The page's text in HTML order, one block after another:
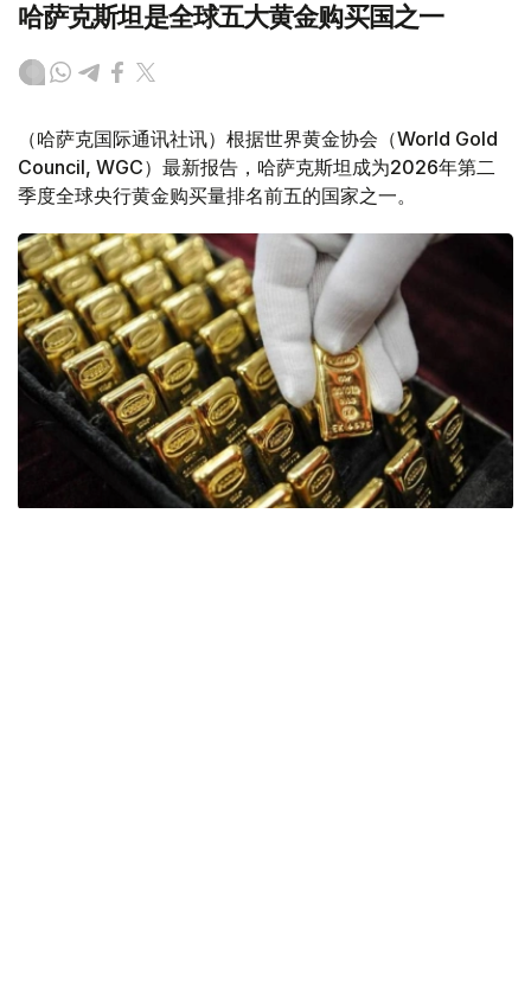
哈萨克斯坦是全球五大黄金购买国之一
（哈萨克国际通讯社讯）根据世界黄金协会（World Gold
Council, WGC）最新报告，哈萨克斯坦成为2026年第二
季度全球央行黄金购买量排名前五的国家之一。